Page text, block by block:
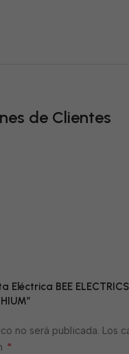
de Clientes
Eléctrica BEE
no será publicada. Los
*